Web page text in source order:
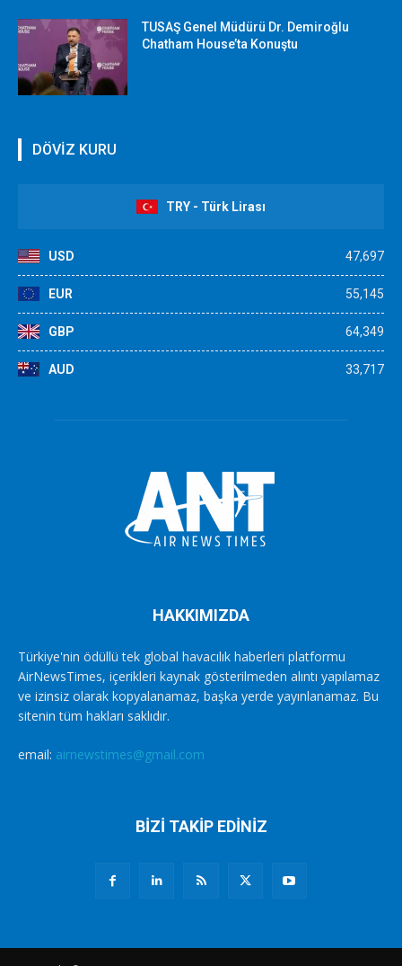
TUSAŞ Genel Müdürü Dr. Demiroğlu
Chatham House’ta Konuştu
DÖVİZ KURU
TRY - Türk Lirası
USD 47,697
EUR 55,145
GBP 64,349
AUD 33,717
HAKKIMIZDA
Türkiye'nin ödüllü tek global havacılık haberleri platformu
AirNewsTimes, içerikleri kaynak gösterilmeden alıntı yapılamaz
ve izinsiz olarak kopyalanamaz, başka yerde yayınlanamaz. Bu
sitenin tüm hakları saklıdır.
email: airnewstimes@gmail.com
BİZİ TAKİP EDİNİZ